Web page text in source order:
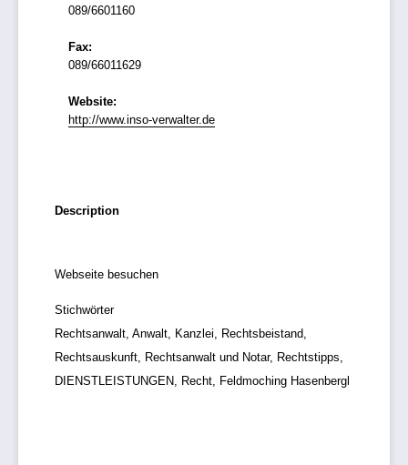
089/6601160
Fax:
089/66011629
Website:
http://www.inso-verwalter.de
Description
Webseite besuchen
Stichwörter
Rechtsanwalt, Anwalt, Kanzlei, Rechtsbeistand,
Rechtsauskunft, Rechtsanwalt und Notar, Rechtstipps,
DIENSTLEISTUNGEN, Recht, Feldmoching Hasenbergl